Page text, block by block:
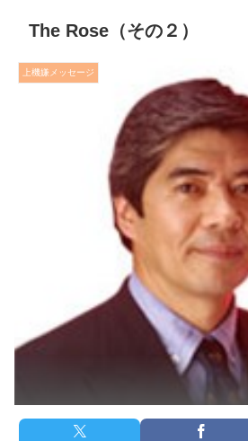
The Rose（その２）
上機嫌メッセージ